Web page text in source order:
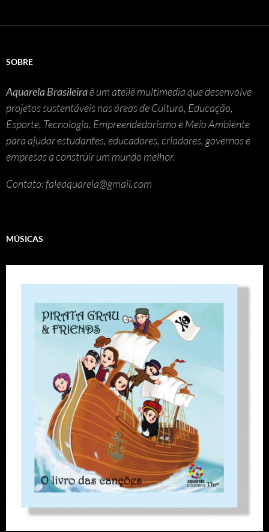
SOBRE
Aquarela Brasileiraé um ateliê multimedia que desenvolve
projetos sustentáveis nas áreas de Cultura, Educação,
Esporte, Tecnologia, Empreendedorismo e Meio Ambiente
para ajudar estudantes, educadores, criadores, governos e
empresas a construir um mundo melhor.
Contato: faleaquarela@gmail.com
MÚSICAS